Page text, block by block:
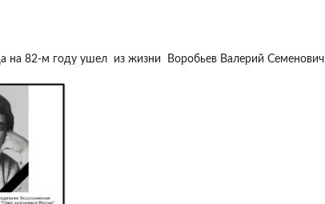
на 82-м году ушел из жизни Воробьев Валерий Семенович